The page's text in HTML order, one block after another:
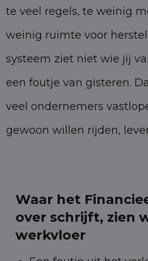
te veel regels, te weinig
weinig ruimte voor
systeem ziet niet wie jij
een foutje van gisteren.
veel ondernemers
gewoon willen rijden,
Waar het
over schrijft, zien
werkvloer